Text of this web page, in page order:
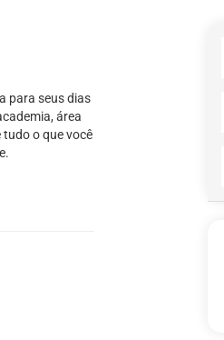
para seus dias
área
o que você